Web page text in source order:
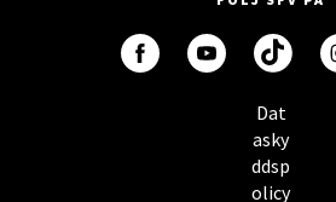
Dat
asky
ddsp
olicy